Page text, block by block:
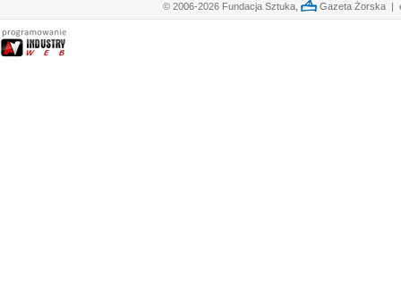
© 2006-2026 Fundacja Sztuka, Gazeta Żorska |